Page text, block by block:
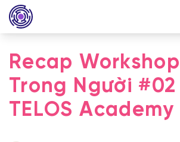
Recap
Trong Người #02
TELOS Academy